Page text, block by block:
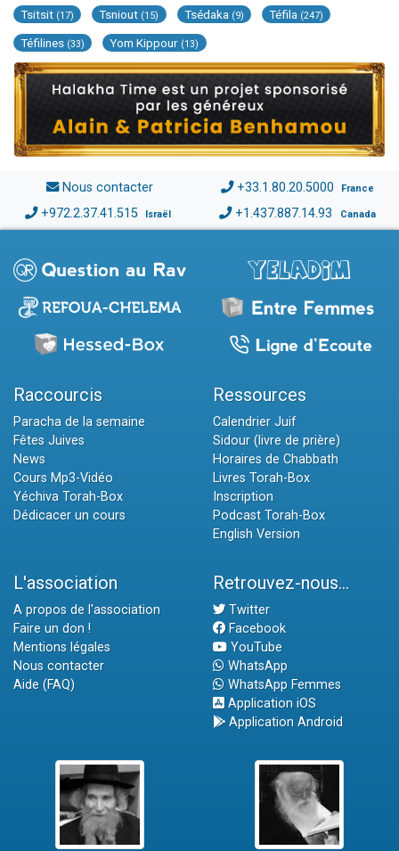
Tsitsit (17) Tsniout (15) Tsédaka (9) Téfila (247)
Téfilines (33) Yom Kippour (13)
Nous contacter +33.1.80.20.5000 France
+972.2.37.41.515 Israël +1.437.887.14.93 Canada
Raccourcis
Paracha de la semaine
Fêtes Juives
News
Cours Mp3-Vidéo
Yéchiva Torah-Box
Dédicacer un cours
Ressources
Calendrier Juif
Sidour (livre de prière)
Horaires de Chabbath
Livres Torah-Box
Inscription
Podcast Torah-Box
English Version
L'association
A propos de l'association
Faire un don !
Mentions légales
Nous contacter
Aide (FAQ)
Retrouvez-nous...
Twitter
Facebook
YouTube
WhatsApp
WhatsApp Femmes
Application iOS
Application Android